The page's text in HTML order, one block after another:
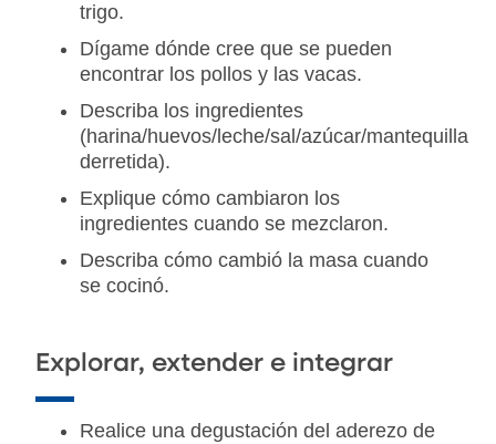
trigo.
Dígame dónde cree que se pueden
encontrar los pollos y las vacas.
Describa los ingredientes
(harina/huevos/leche/sal/azúcar/mantequilla
derretida).
Explique cómo cambiaron los
ingredientes cuando se mezclaron.
Describa cómo cambió la masa cuando
se cocinó.
Explorar, extender e integrar
Realice una degustación del aderezo de